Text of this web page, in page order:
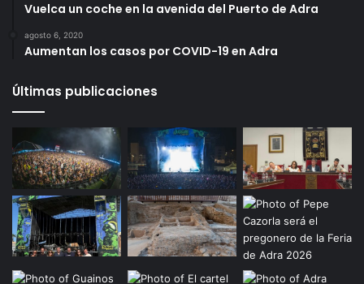
Vuelca un coche en la avenida del Puerto de Adra
agosto 6, 2020
Aumentan los casos por COVID-19 en Adra
Últimas publicaciones